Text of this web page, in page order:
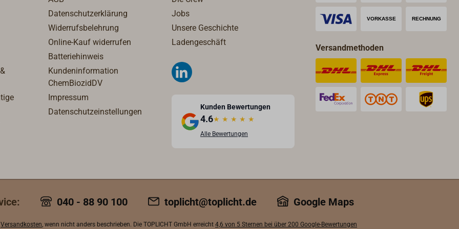
Datenschutzerklärung
Widerrufsbelehrung
Online-Kauf widerrufen
Batteriehinweis
Kundeninformation
ChemBiozidDV
Impressum
Datenschutzeinstellungen
Jobs
Unsere Geschichte
Ladengeschäft
Kunden Bewertungen
4.6★ ★ ★ ★ ★
Alle Bewertungen
Versandmethoden
040 - 88 90 100 toplicht@toplicht.de Google Maps
Versandkosten, wenn nicht anders beschrieben. Die TOPLICHT GmbH erreicht 4,6 von 5 Sternen bei über 200 Google-Bewertungen